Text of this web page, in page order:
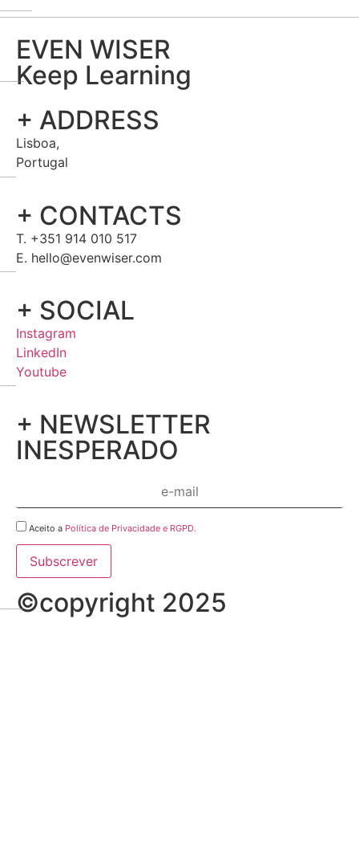
EVEN WISER
Keep Learning
+ ADDRESS
Lisboa,
Portugal
+ CONTACTS
T. +351 914 010 517
E. hello@evenwiser.com
+ SOCIAL
Instagram
LinkedIn
Youtube
+ NEWSLETTER
INESPERADO
Aceito a Política de Privacidade e RGPD.
©copyright 2025